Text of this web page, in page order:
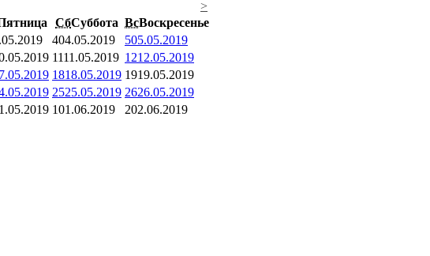
>
СбСуббота ВсВоскресенье
404.05.2019 505.05.2019
1111.05.2019 1212.05.2019
1818.05.2019 1919.05.2019
2525.05.2019 2626.05.2019
101.06.2019 202.06.2019